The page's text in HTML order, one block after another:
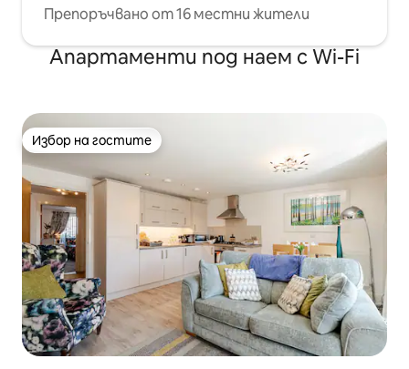
Препоръчвано от 16 местни жители
Апартаменти под наем с Wi-Fi
Избор на гостите
Избор на гостите